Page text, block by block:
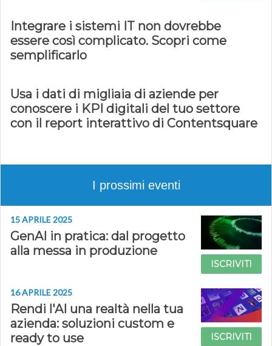
Integrare i sistemi IT non dovrebbe
essere così complicato. Scopri come
semplificarlo
Usa i dati di migliaia di aziende per
conoscere i KPI digitali del tuo settore
con il report interattivo di Contentsquare
I prossimi eventi
15 APRILE 2025
GenAI in pratica: dal progetto
alla messa in produzione
ISCRIVITI
16 APRILE 2025
Rendi l'AI una realtà nella tua
azienda: soluzioni custom e
ready to use
ISCRIVITI